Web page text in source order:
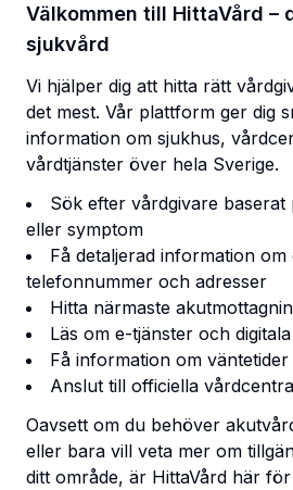
Välkommen till HittaVård –
sjukvård
Vi hjälper dig att hitta rätt
det mest. Vår plattform ger dig
information om sjukhus,
vårdtjänster över hela Sverige.
Sök efter vårdgivare baserat
eller symptom
Få detaljerad information om
telefonnummer och adresser
Hitta närmaste
Läs om e-tjänster och
Få information om
Anslut till officiella
Oavsett om du behöver
eller bara vill veta mer om
ditt område, är HittaVård här